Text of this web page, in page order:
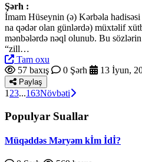
Şərh :
İmam Hüseynin (ə) Kərbəla
na qədər olan günlərdə) müxtəlif
mənbələrdə nəql olunub. Bu
“zill…
Tam oxu
57 baxış
0 Şərh 13 İyun,
Paylaş
1 23...163Növbəti
Populyar Suallar
Müqəddəs Məryəm kİm İdİ?